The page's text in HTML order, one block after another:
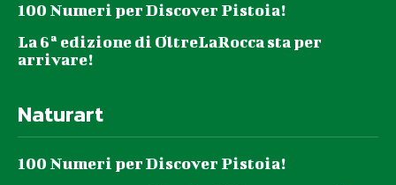
100 Numeri per Discover Pistoia!
La 6ª edizione di OltreLaRocca sta per
arrivare!
Naturart
100 Numeri per Discover Pistoia!